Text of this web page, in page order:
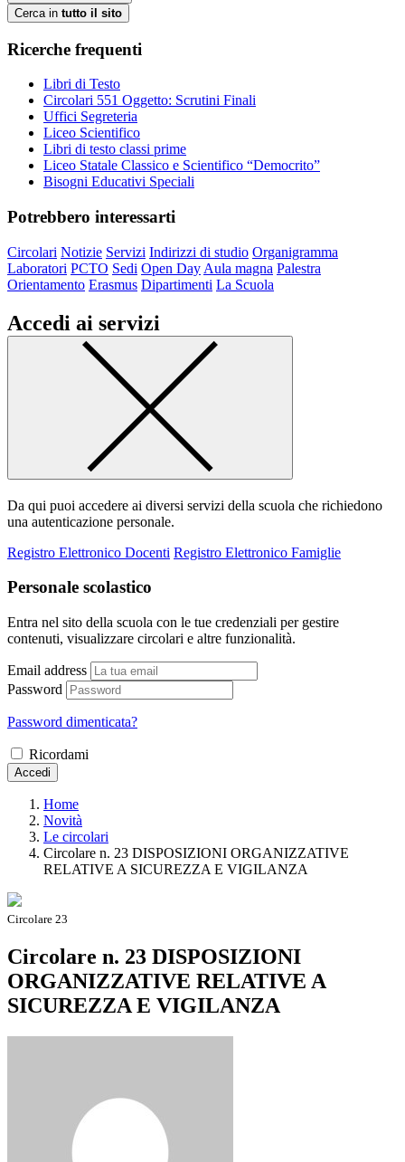
Cerca in tutto il sito
Ricerche frequenti
Libri di Testo
Circolari 551 Oggetto: Scrutini Finali
Uffici Segreteria
Liceo Scientifico
Libri di testo classi prime
Liceo Statale Classico e Scientifico “Democrito”
Bisogni Educativi Speciali
Potrebbero interessarti
Circolari Notizie Servizi Indirizzi di studio Organigramma
Laboratori PCTO Sedi Open Day Aula magna Palestra
Orientamento Erasmus Dipartimenti La Scuola
Accedi ai servizi
Da qui puoi accedere ai diversi servizi della scuola che richiedono
una autenticazione personale.
Registro Elettronico Docenti Registro Elettronico Famiglie
Personale scolastico
Entra nel sito della scuola con le tue credenziali per gestire
contenuti, visualizzare circolari e altre funzionalità.
Email address
Password
Password dimenticata?
Ricordami
Accedi
Home
Novità
Le circolari
Circolare n. 23 DISPOSIZIONI ORGANIZZATIVE
RELATIVE A SICUREZZA E VIGILANZA
Circolare 23
Circolare n. 23 DISPOSIZIONI
ORGANIZZATIVE RELATIVE A
SICUREZZA E VIGILANZA